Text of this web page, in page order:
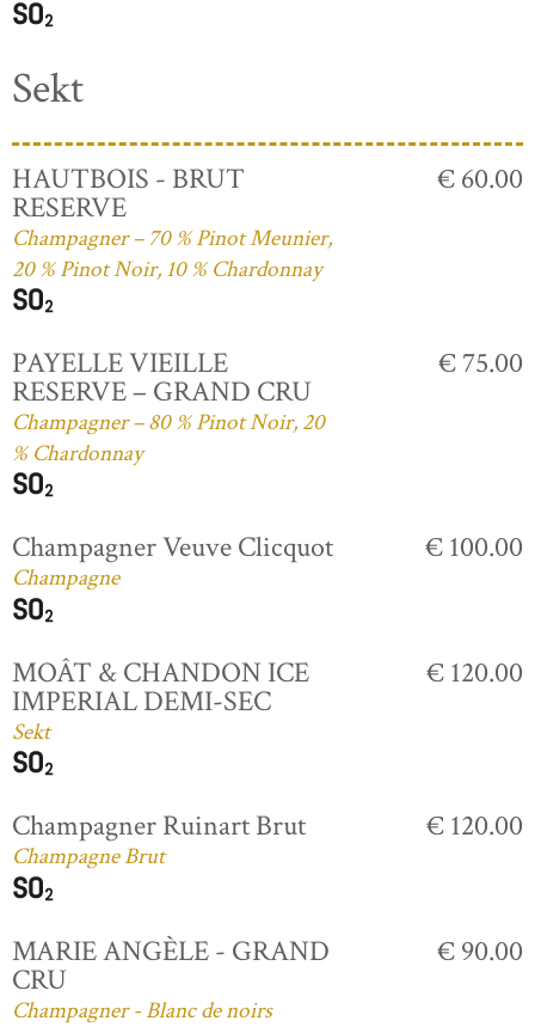
Sekt
HAUTBOIS - BRUT
RESERVE
Champagner – 70 % Pinot Meunier,
20 % Pinot Noir, 10 % Chardonnay
€ 60.00
PAYELLE VIEILLE
RESERVE – GRAND CRU
Champagner – 80 % Pinot Noir, 20
% Chardonnay
€ 75.00
Champagner Veuve Clicquot
Champagne
€ 100.00
MOÂT & CHANDON ICE
IMPERIAL DEMI-SEC
Sekt
€ 120.00
Champagner Ruinart Brut
Champagne Brut
€ 120.00
MARIE ANGÈLE - GRAND
CRU
Champagner - Blanc de noirs
€ 90.00